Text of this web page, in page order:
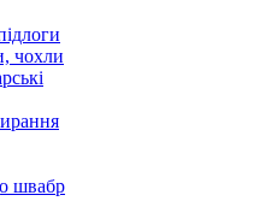
чохли
швабр